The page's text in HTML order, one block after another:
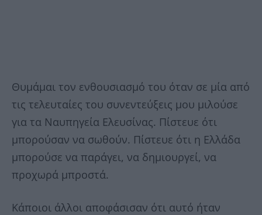
Θυμάμαι τον ενθουσιασμό του όταν σε μία από
τις τελευταίες του συνεντεύξεις μου μιλούσε
για τα Ναυπηγεία Ελευσίνας. Πίστευε ότι
μπορούσαν να σωθούν. Πίστευε ότι η Ελλάδα
μπορούσε να παράγει, να δημιουργεί, να
προχωρά μπροστά.
Κάποιοι άλλοι αποφάσισαν ότι αυτό ήταν